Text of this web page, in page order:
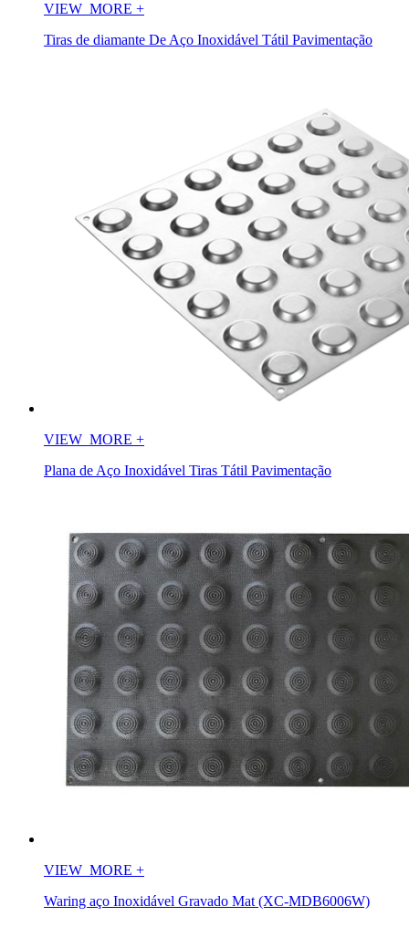
VIEW_MORE +
Tiras de diamante De Aço Inoxidável Tátil Pavimentação
VIEW_MORE +
Plana de Aço Inoxidável Tiras Tátil Pavimentação
VIEW_MORE +
Waring aço Inoxidável Gravado Mat (XC-MDB6006W)